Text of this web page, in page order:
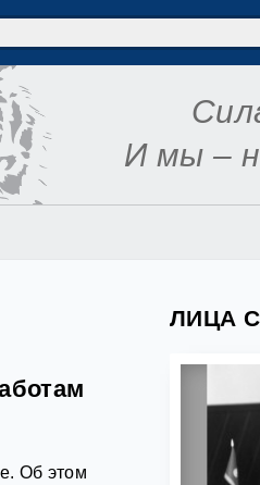
И мы –
Об этом
ЛИЦА